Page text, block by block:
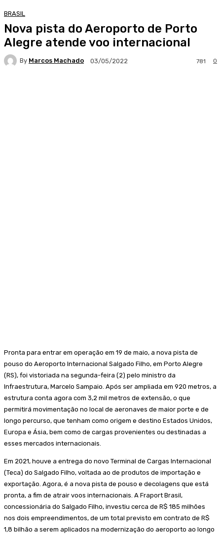
BRASIL
Nova pista do Aeroporto de Porto
Alegre atende voo internacional
By Marcos Machado 03/05/2022 0
781
Pronta para entrar em operação em 19 de maio, a nova pista de
pouso do Aeroporto Internacional Salgado Filho, em Porto Alegre
(RS), foi vistoriada na segunda-feira (2) pelo ministro da
Infraestrutura, Marcelo Sampaio. Após ser ampliada em 920 metros, a
estrutura conta agora com 3,2 mil metros de extensão, o que
permitirá movimentação no local de aeronaves de maior porte e de
longo percurso, que tenham como origem e destino Estados Unidos,
Europa e Ásia, bem como de cargas provenientes ou destinadas a
esses mercados internacionais.
Em 2021, houve a entrega do novo Terminal de Cargas Internacional
(Teca) do Salgado Filho, voltada ao de produtos de importação e
exportação. Agora, é a nova pista de pouso e decolagens que está
pronta, a fim de atrair voos internacionais. A Fraport Brasil,
concessionária do Salgado Filho, investiu cerca de R$ 185 milhões
nos dois empreendimentos, de um total previsto em contrato de R$
1,8 bilhão a serem aplicados na modernização do aeroporto ao longo